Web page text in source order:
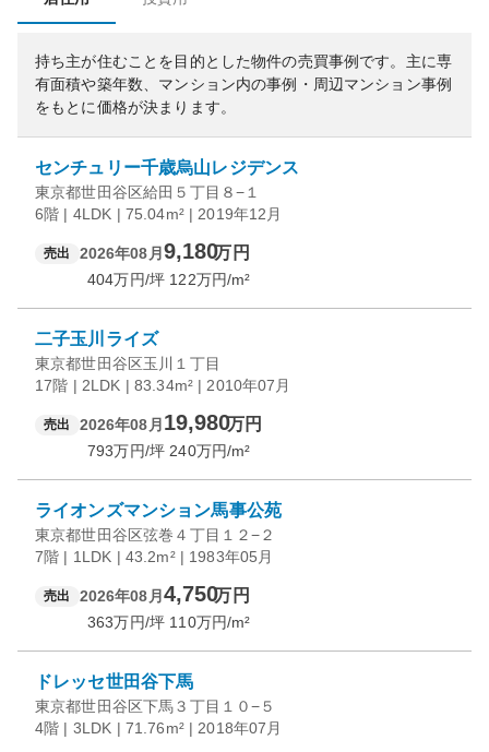
持ち主が住むことを目的とした物件の売買事例です。 主に専
有面積や築年数、マンション内の事例・周辺マンション事例
をもとに価格が決まります。
センチュリー千歳烏山レジデンス
東京都世田谷区給田５丁目８−１
6階 | 4LDK | 75.04m² | 2019年12月
売出 2026年08月 9,180万円
404万円/坪 122万円/m²
二子玉川ライズ
東京都世田谷区玉川１丁目
17階 | 2LDK | 83.34m² | 2010年07月
売出 2026年08月 19,980万円
793万円/坪 240万円/m²
ライオンズマンション馬事公苑
東京都世田谷区弦巻４丁目１２−２
7階 | 1LDK | 43.2m² | 1983年05月
売出 2026年08月 4,750万円
363万円/坪 110万円/m²
ドレッセ世田谷下馬
東京都世田谷区下馬３丁目１０−５
4階 | 3LDK | 71.76m² | 2018年07月